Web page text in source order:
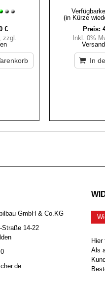
€
, zzgl.
(in Kürze
Preis:
Inkl. 0%
In
GmbH & Co.KG
Straße 14-22
Als